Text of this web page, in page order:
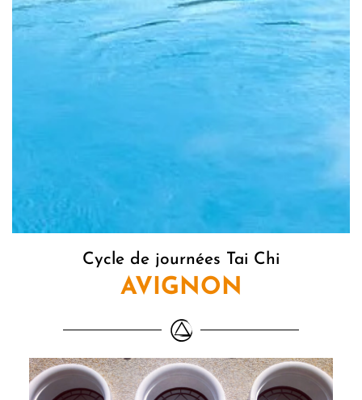
Cycle de journées Tai Chi
AVIGNON